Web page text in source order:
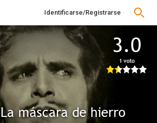
Identificarse/Registrarse
3.0
1 voto
La máscara de hierro